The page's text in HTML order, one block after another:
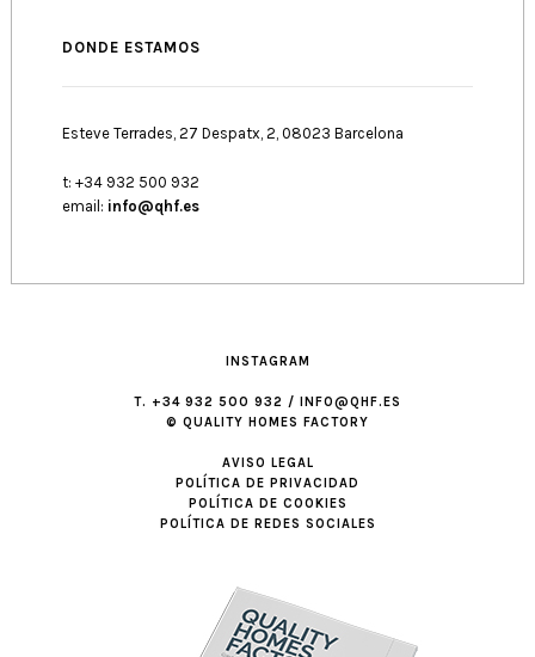
DONDE ESTAMOS
Esteve Terrades, 27 Despatx, 2, 08023 Barcelona
t: +34 932 500 932
email: info@qhf.es
INSTAGRAM
T. +34 932 500 932 / INFO@QHF.ES
© QUALITY HOMES FACTORY
AVISO LEGAL
POLÍTICA DE PRIVACIDAD
POLÍTICA DE COOKIES
POLÍTICA DE REDES SOCIALES